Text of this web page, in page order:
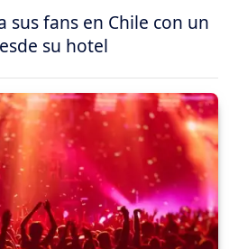
sus fans en Chile con un
su hotel